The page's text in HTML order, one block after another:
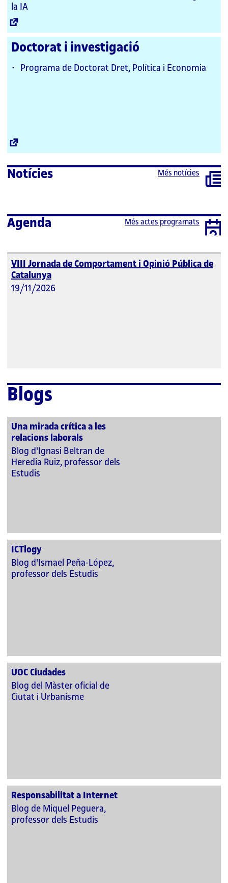
la IA
Doctorat i investigació
Programa de Doctorat Dret, Política i Economia
Notícies Més notícies
Agenda Més actes programats
VIII Jornada de Comportament i Opinió Pública de
Catalunya
19/11/2026
Blogs
Una mirada crítica a les
relacions laborals
Blog d'Ignasi Beltran de
Heredia Ruiz, professor dels
Estudis
ICTlogy
Blog d'Ismael Peña-López,
professor dels Estudis
UOC Ciudades
Blog del Màster oficial de
Ciutat i Urbanisme
Responsabilitat a Internet
Blog de Miquel Peguera,
professor dels Estudis